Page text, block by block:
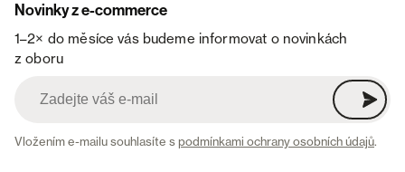
Novinky z e-commerce
1–2× do měsíce vás budeme informovat o novinkách
z oboru
Vložením e-mailu souhlasíte spodmínkami ochrany osobních údajů.